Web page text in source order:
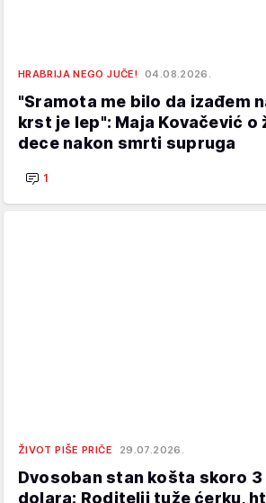
HRABRIJA NEGO JUČE! 04.08.2026.
"Sramota me bilo da izađem
krst je lep": Maja Kovačević o
dece nakon smrti supruga
1
ŽIVOT PIŠE PRIČE 29.07.2026.
Dvosoban stan košta skoro 3
dolara: Roditelji tuže ćerku,